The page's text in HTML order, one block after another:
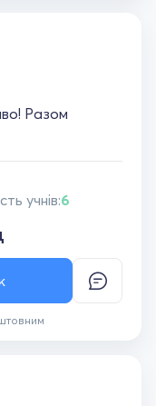
Разом
учнів:6